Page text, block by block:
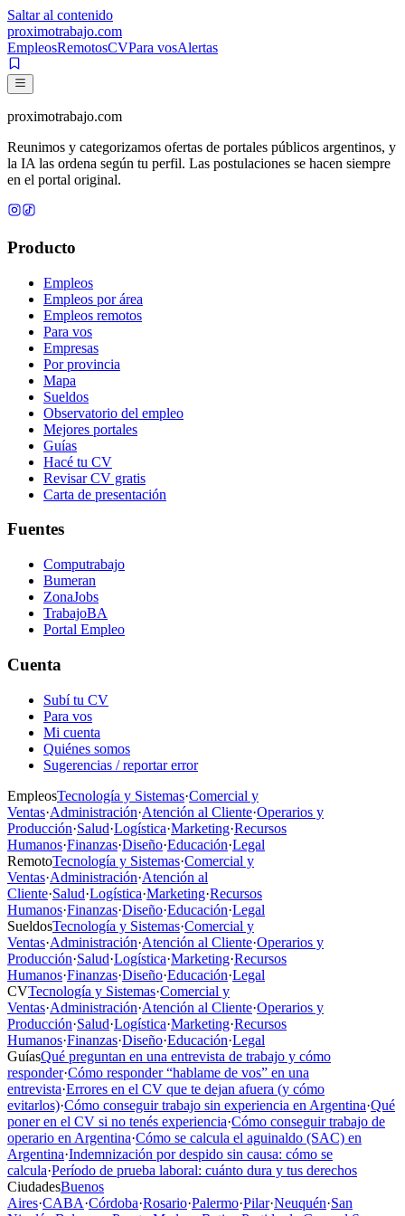
Saltar al contenido
proximotrabajo.com
EmpleosRemotosCVPara vosAlertas
proximotrabajo.com
Reunimos y categorizamos ofertas de portales públicos argentinos, y
la IA las ordena según tu perfil. Las postulaciones se hacen siempre
en el portal original.
Producto
Empleos
Empleos por área
Empleos remotos
Para vos
Empresas
Por provincia
Mapa
Sueldos
Observatorio del empleo
Mejores portales
Guías
Hacé tu CV
Revisar CV gratis
Carta de presentación
Fuentes
Computrabajo
Bumeran
ZonaJobs
TrabajoBA
Portal Empleo
Cuenta
Subí tu CV
Para vos
Mi cuenta
Quiénes somos
Sugerencias / reportar error
EmpleosTecnología y Sistemas·Comercial y
Ventas·Administración·Atención al Cliente·Operarios y
Producción·Salud·Logística·Marketing·Recursos
Humanos·Finanzas·Diseño·Educación·Legal
RemotoTecnología y Sistemas·Comercial y
Ventas·Administración·Atención al
Cliente·Salud·Logística·Marketing·Recursos
Humanos·Finanzas·Diseño·Educación·Legal
SueldosTecnología y Sistemas·Comercial y
Ventas·Administración·Atención al Cliente·Operarios y
Producción·Salud·Logística·Marketing·Recursos
Humanos·Finanzas·Diseño·Educación·Legal
CVTecnología y Sistemas·Comercial y
Ventas·Administración·Atención al Cliente·Operarios y
Producción·Salud·Logística·Marketing·Recursos
Humanos·Finanzas·Diseño·Educación·Legal
GuíasQué preguntan en una entrevista de trabajo y cómo
responder·Cómo responder “hablame de vos” en una
entrevista·Errores en el CV que te dejan afuera (y cómo
evitarlos)·Cómo conseguir trabajo sin experiencia en Argentina·Qué
poner en el CV si no tenés experiencia·Cómo conseguir trabajo de
operario en Argentina·Cómo se calcula el aguinaldo (SAC) en
Argentina·Indemnización por despido sin causa: cómo se
calcula·Período de prueba laboral: cuánto dura y tus derechos
CiudadesBuenos
Aires·CABA·Córdoba·Rosario·Palermo·Pilar·Neuquén·San